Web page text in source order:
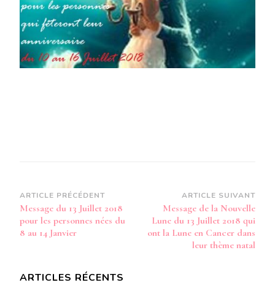
JUILLET
2018
POUR
LES
PERSONNES
QUI
Navigation
d’article
ARTICLE PRÉCÉDENT
Message du 13 Juillet 2018
pour les personnes nées du
8 au 14 Janvier
ARTICLE SUIVANT
Message de la Nouvelle
Lune du 13 Juillet 2018 qui
ont la Lune en Cancer dans
leur thème natal
ARTICLES RÉCENTS